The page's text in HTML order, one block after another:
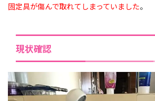
固定具が傷んで取れてしまっていました。
現状確認